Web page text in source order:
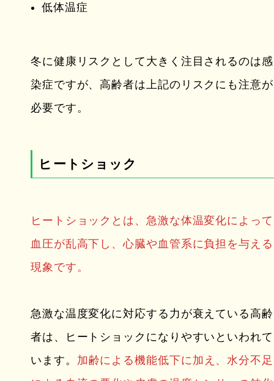
低体温症
冬に健康リスクとして大きく注目されるのは感
染症ですが、高齢者は上記のリスクにも注意が
必要です。
ヒートショック
ヒートショックとは、急激な体温変化によって
血圧が乱高下し、心臓や血管系に負担を与える
現象です。
急激な温度変化に対応する力が衰えている高齢
者は、ヒートショックになりやすいといわれて
います。 加齢による機能低下に加え、水分不足